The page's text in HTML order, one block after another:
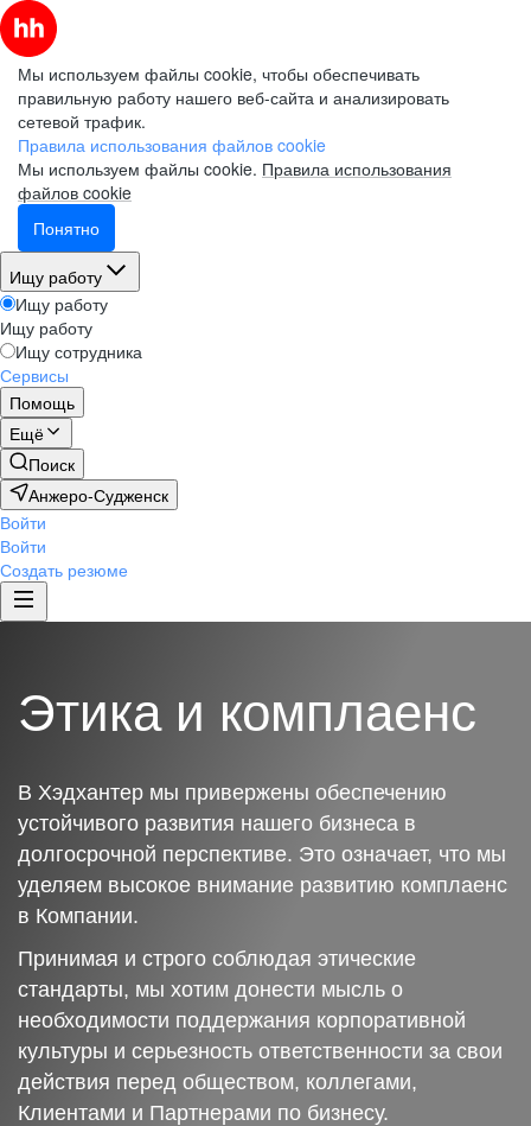
Мы используем файлы cookie, чтобы обеспечивать
правильную работу нашего веб-сайта и анализировать
сетевой трафик.
Правила использования файлов cookie
Мы используем файлы cookie. Правила использования
файлов cookie
Понятно
Ищу работу
Ищу работу
Ищу работу
Ищу сотрудника
Сервисы
Помощь
Ещё
Поиск
Анжеро-Судженск
Войти
Войти
Создать резюме
Этика и комплаенс
В Хэдхантер мы привержены обеспечению
устойчивого развития нашего бизнеса в
долгосрочной перспективе. Это означает, что мы
уделяем высокое внимание развитию комплаенс
в Компании.
Принимая и строго соблюдая этические
стандарты, мы хотим донести мысль о
необходимости поддержания корпоративной
культуры и серьезность ответственности за свои
действия перед обществом, коллегами,
Клиентами и Партнерами по бизнесу.